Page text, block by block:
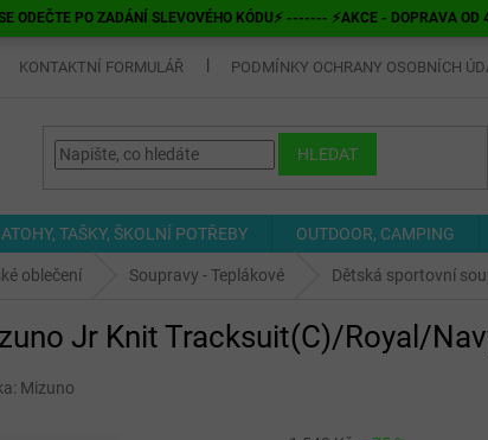
ODEČTE PO ZADÁNÍ SLEVOVÉHO KÓDU⚡ ------- ⚡AKCE - DOPRAVA
KONTAKTNÍ FORMULÁŘ PODMÍNKY OCHRANY OSOBNÍCH
HLEDAT
TAŠKY, ŠKOLNÍ POTŘEBY OUTDOOR, CAMPING
oblečení Soupravy - Teplákové Dětská sportovní
Jr Knit Tracksuit(C)/Royal/
Mizuno